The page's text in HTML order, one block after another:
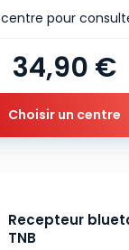
34,90 €
pour
Choisir un centre
Recepteur
TNB